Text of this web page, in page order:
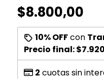
$8.800,00
10% OFFcon
Precio final:
2 cuotas sin